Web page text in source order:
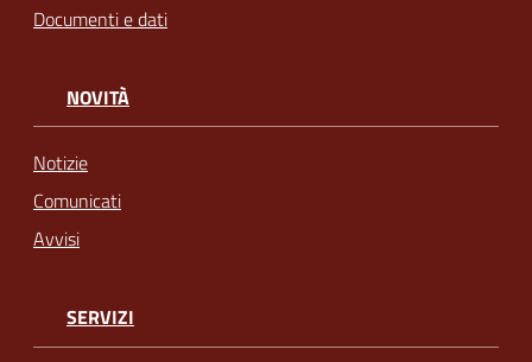
Documenti e dati
NOVITÀ
Notizie
Comunicati
Avvisi
SERVIZI